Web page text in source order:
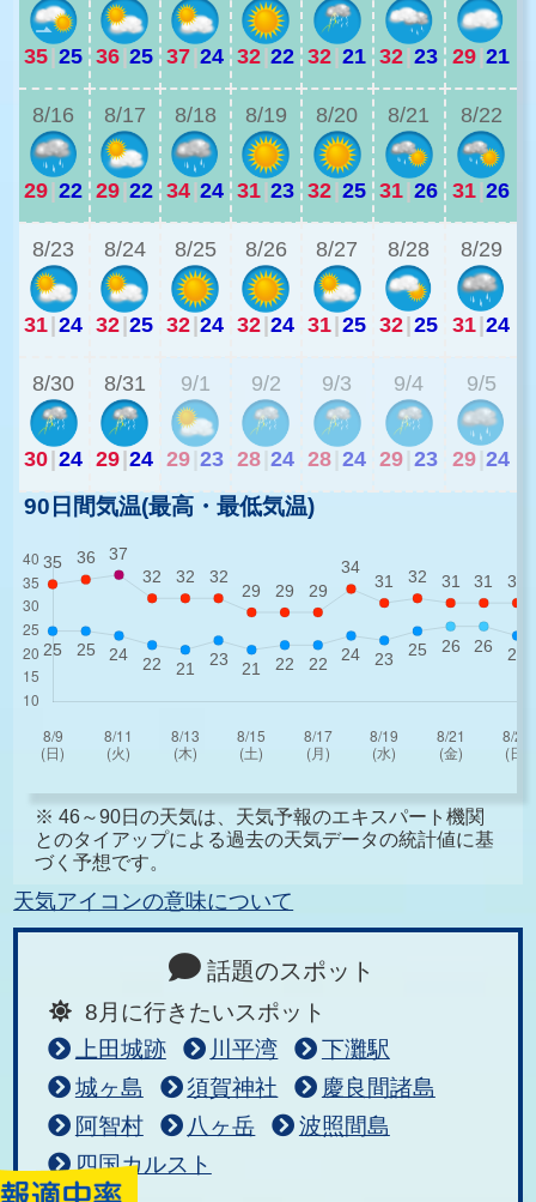
35|25 36|25 37|24 32|22 32|21 32|23 29|21
8/16
29|22
8/17
29|22
8/18
34|24
8/19
31|23
8/20
32|25
8/21
31|26
8/22
31|26
8/23
31|24
8/24
32|25
8/25
32|24
8/26
32|24
8/27
31|25
8/28
32|25
8/29
31|24
8/30
30|24
8/31
29|24
9/1
29 23
9/2
28 24
9/3
28 24
9/4
29 23
9/5
29 24
90日間気温(最高・最低気温)
※ 46～90日の天気は、天気予報のエキスパート機関
とのタイアップによる過去の天気データの統計値に基
づく予想です。
天気アイコンの意味について
話題のスポット
8月に行きたいスポット
上田城跡
川平湾
下灘駅
城ヶ島
須賀神社
慶良間諸島
阿智村
八ヶ岳
波照間島
四国カルスト